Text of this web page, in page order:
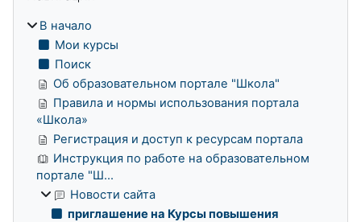
В начало
Мои курсы
Поиск
Об образовательном портале "Школа"
Правила и нормы использования портала
«Школа»
Регистрация и доступ к ресурсам портала
Инструкция по работе на образовательном
портале "Ш...
Новости сайта
приглашение на Курсы повышения